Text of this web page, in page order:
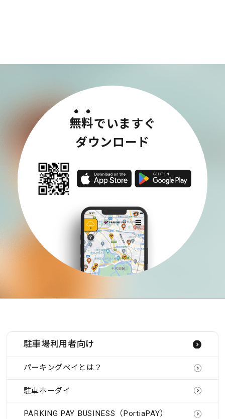
無料でいますぐ
ダウンロード
駐車場利用者向け
パーキングペイとは？
駐車ホーダイ
PARKING PAY BUSINESS（PortiaPAY）